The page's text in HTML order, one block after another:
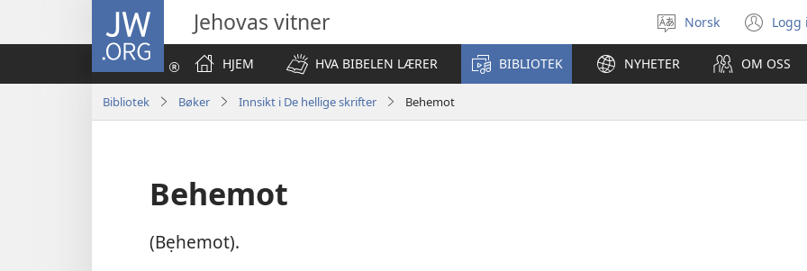
JW.ORG Jehovas vitner
Velg
språk
Norsk Logg
nytt
HJEM
HVA BIBELEN LÆRER BIBLIOTEK NYHETER OM OSS
Bibliotek Bøker Innsikt i De hellige skrifter Behemot
Behemot
(Bẹhemot).